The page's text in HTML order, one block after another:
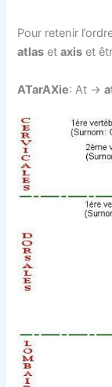
Pour retenir
atlas etaxis et
ATarAXie: At ->